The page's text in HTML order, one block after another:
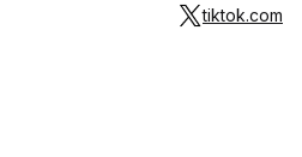
tiktok.com